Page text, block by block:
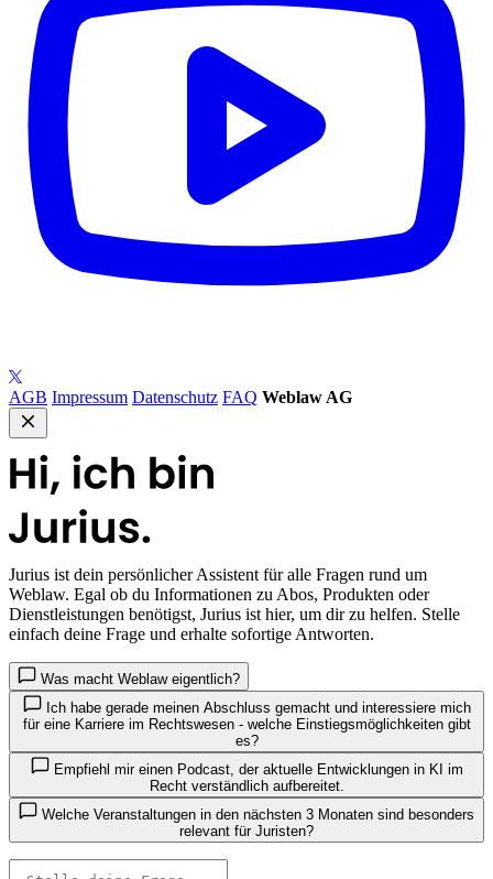
AGB Impressum Datenschutz FAQ Weblaw AG
Jurius ist dein persönlicher Assistent für alle Fragen rund um
Weblaw. Egal ob du Informationen zu Abos, Produkten oder
Dienstleistungen benötigst, Jurius ist hier, um dir zu helfen. Stelle
einfach deine Frage und erhalte sofortige Antworten.
Was macht Weblaw eigentlich?
Ich habe gerade meinen Abschluss gemacht und interessiere mich
für eine Karriere im Rechtswesen - welche Einstiegsmöglichkeiten gibt
es?
Empfiehl mir einen Podcast, der aktuelle Entwicklungen in KI im
Recht verständlich aufbereitet.
relevant für Juristen?